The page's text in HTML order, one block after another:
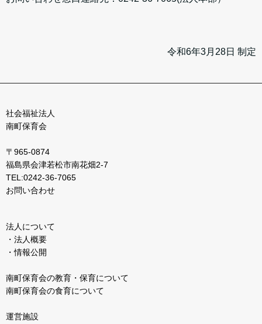
令和6年3月28日 制定
社会福祉法人
南町保育会
〒965-0874
福島県会津若松市南花畑2-7
TEL:0242-36-7065
お問い合わせ
法人について
・法人概要
・情報公開
南町保育会の教育・保育について
南町保育会の食育について
運営施設